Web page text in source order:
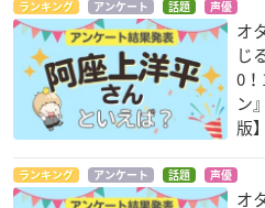
ランキング アンケート 話題 声優
オ
じ
0
ン
版】
ランキング アンケート 話題 声優
オ